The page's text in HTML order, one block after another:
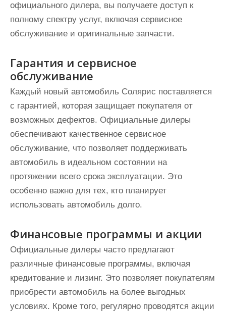
официального дилера, вы получаете доступ к
полному спектру услуг, включая сервисное
обслуживание и оригинальные запчасти.
Гарантия и сервисное
обслуживание
Каждый новый автомобиль Солярис поставляется
с гарантией, которая защищает покупателя от
возможных дефектов. Официальные дилеры
обеспечивают качественное сервисное
обслуживание, что позволяет поддерживать
автомобиль в идеальном состоянии на
протяжении всего срока эксплуатации. Это
особенно важно для тех, кто планирует
использовать автомобиль долго.
Финансовые программы и акции
Официальные дилеры часто предлагают
различные финансовые программы, включая
кредитование и лизинг. Это позволяет покупателям
приобрести автомобиль на более выгодных
условиях. Кроме того, регулярно проводятся акции